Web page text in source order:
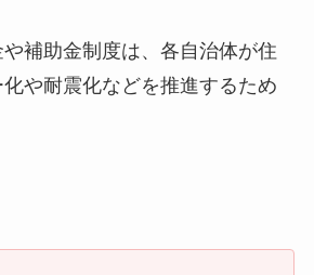
補助金制度は、各自治体が住
や耐震化などを推進するため